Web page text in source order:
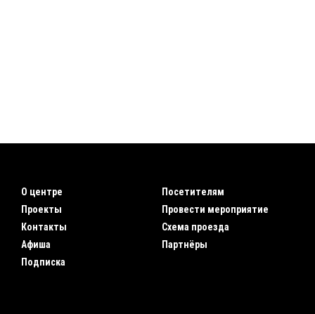
О центре
Проекты
Контакты
Афиша
Подписка
Посетителям
Провести мероприятие
Схема проезда
Партнёры